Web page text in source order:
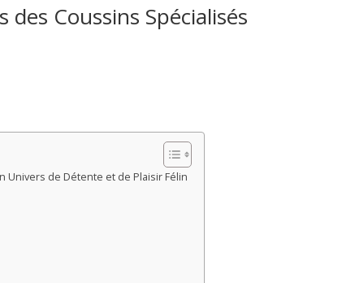
Coussins Spécialisés
Univers de Détente et de Plaisir Félin